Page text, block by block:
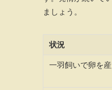
ましょう。
状況
一羽飼いで卵を